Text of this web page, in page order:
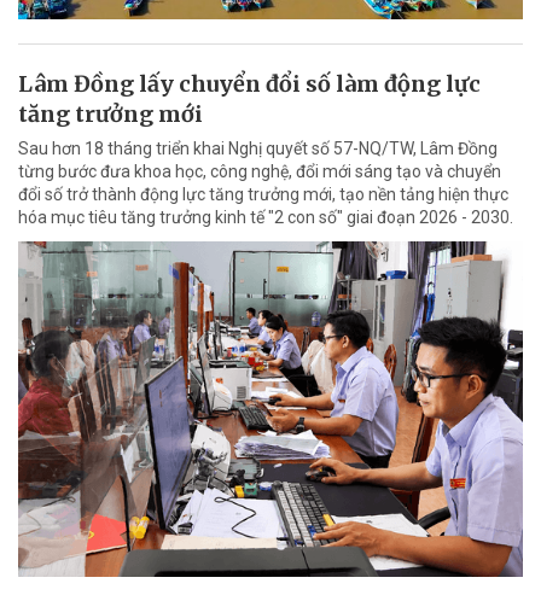
Lâm Đồng lấy chuyển đổi số làm động lực
tăng trưởng mới
Sau hơn 18 tháng triển khai Nghị quyết số 57-NQ/TW, Lâm Đồng
từng bước đưa khoa học, công nghệ, đổi mới sáng tạo và chuyển
đổi số trở thành động lực tăng trưởng mới, tạo nền tảng hiện thực
hóa mục tiêu tăng trưởng kinh tế "2 con số" giai đoạn 2026 - 2030.